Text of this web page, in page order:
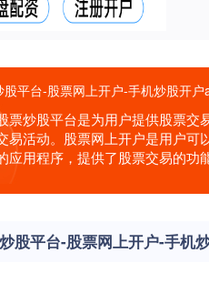
股平台-股票网上开户-手机炒股开户
票炒股平台是为用户提供股票
易活动。股票网上开户是用户可
应用程序，提供了股票交易的功
股平台-股票网上开户-手机